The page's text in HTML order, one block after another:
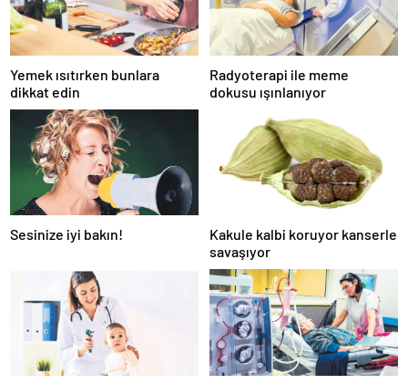
Yemek ısıtırken bunlara
dikkat edin
Radyoterapi ile meme
dokusu ışınlanıyor
Sesinize iyi bakın!
Kakule kalbi koruyor kanserle
savaşıyor